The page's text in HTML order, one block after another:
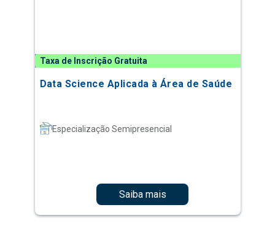
Taxa de Inscrição Gratuita
Data Science Aplicada à Área de Saúde
Especialização Semipresencial
Saiba mais